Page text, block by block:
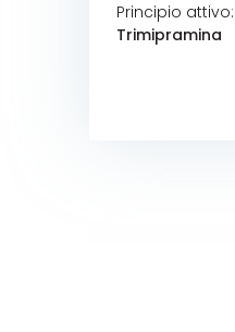
Principio attivo:
Trimipramina